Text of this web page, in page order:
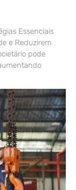
Essenciais
e Reduzirem
pode